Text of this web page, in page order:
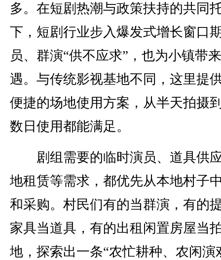
多。在短剧热潮与政策扶持的共同
下，短剧行业步入爆发式增长窗口
员、群演“供不应求”，也为小镇带
遇。与传统影视基地不同，这里提
便捷的场地使用方案，从半天拍摄
数日使用都能满足。
剧组需要的临时演员、道具供
地租赁等需求，都优先从本地村子
和采购。村民们有的当群演，有的
家具当道具，有的出租闲置房屋当
地，探索出一条“农忙耕种、农闲演